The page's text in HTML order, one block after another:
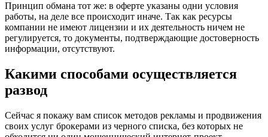
Принцип обмана тот же: в оферте указаны одни условия
работы, на деле все происходит иначе. Так как ресурсы
компании не имеют лицензии и их деятельность ничем не
регулируется, то документы, подтверждающие достоверность
информации, отсутствуют.
Какими способами осуществляется
развод
Сейчас я покажу вам список методов рекламы и продвижения
своих услуг брокерами из черного списка, без которых не